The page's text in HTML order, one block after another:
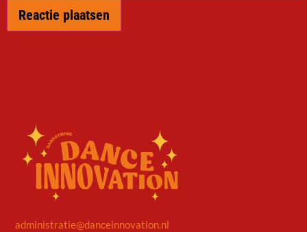
administratie@danceinnovation.nl